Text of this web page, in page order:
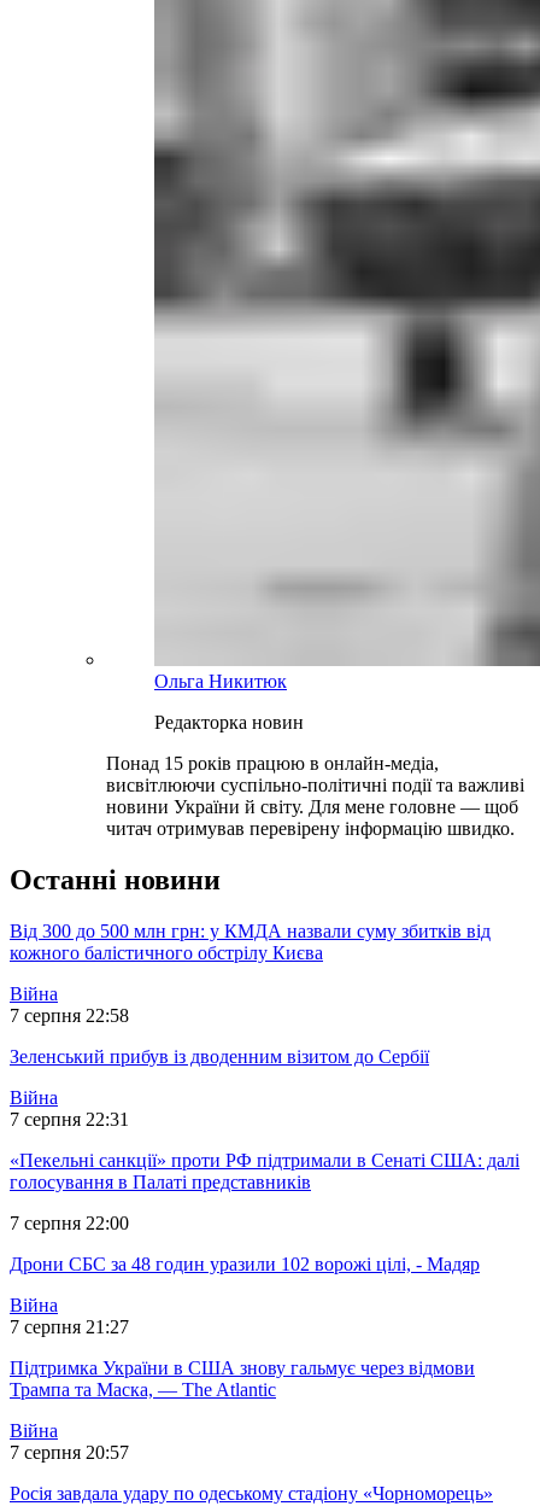
Ольга Никитюк
Редакторка новин
Понад 15 років працюю в онлайн-медіа,
висвітлюючи суспільно-політичні події та важливі
новини України й світу. Для мене головне — щоб
читач отримував перевірену інформацію швидко.
Останні новини
Від 300 до 500 млн грн: у КМДА назвали суму збитків від
кожного балістичного обстрілу Києва
Війна
7 серпня 22:58
Зеленський прибув із дводенним візитом до Сербії
Війна
7 серпня 22:31
«Пекельні санкції» проти РФ підтримали в Сенаті США: далі
голосування в Палаті представників
7 серпня 22:00
Дрони СБС за 48 годин уразили 102 ворожі цілі, - Мадяр
Війна
7 серпня 21:27
Підтримка України в США знову гальмує через відмови
Трампа та Маска, — The Atlantic
Війна
7 серпня 20:57
Росія завдала удару по одеському стадіону «Чорноморець»